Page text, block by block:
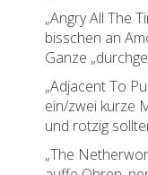
„Angry All The
bisschen an
Ganze
„Adjacent To
ein/zwei kurze
und rotzig
„The